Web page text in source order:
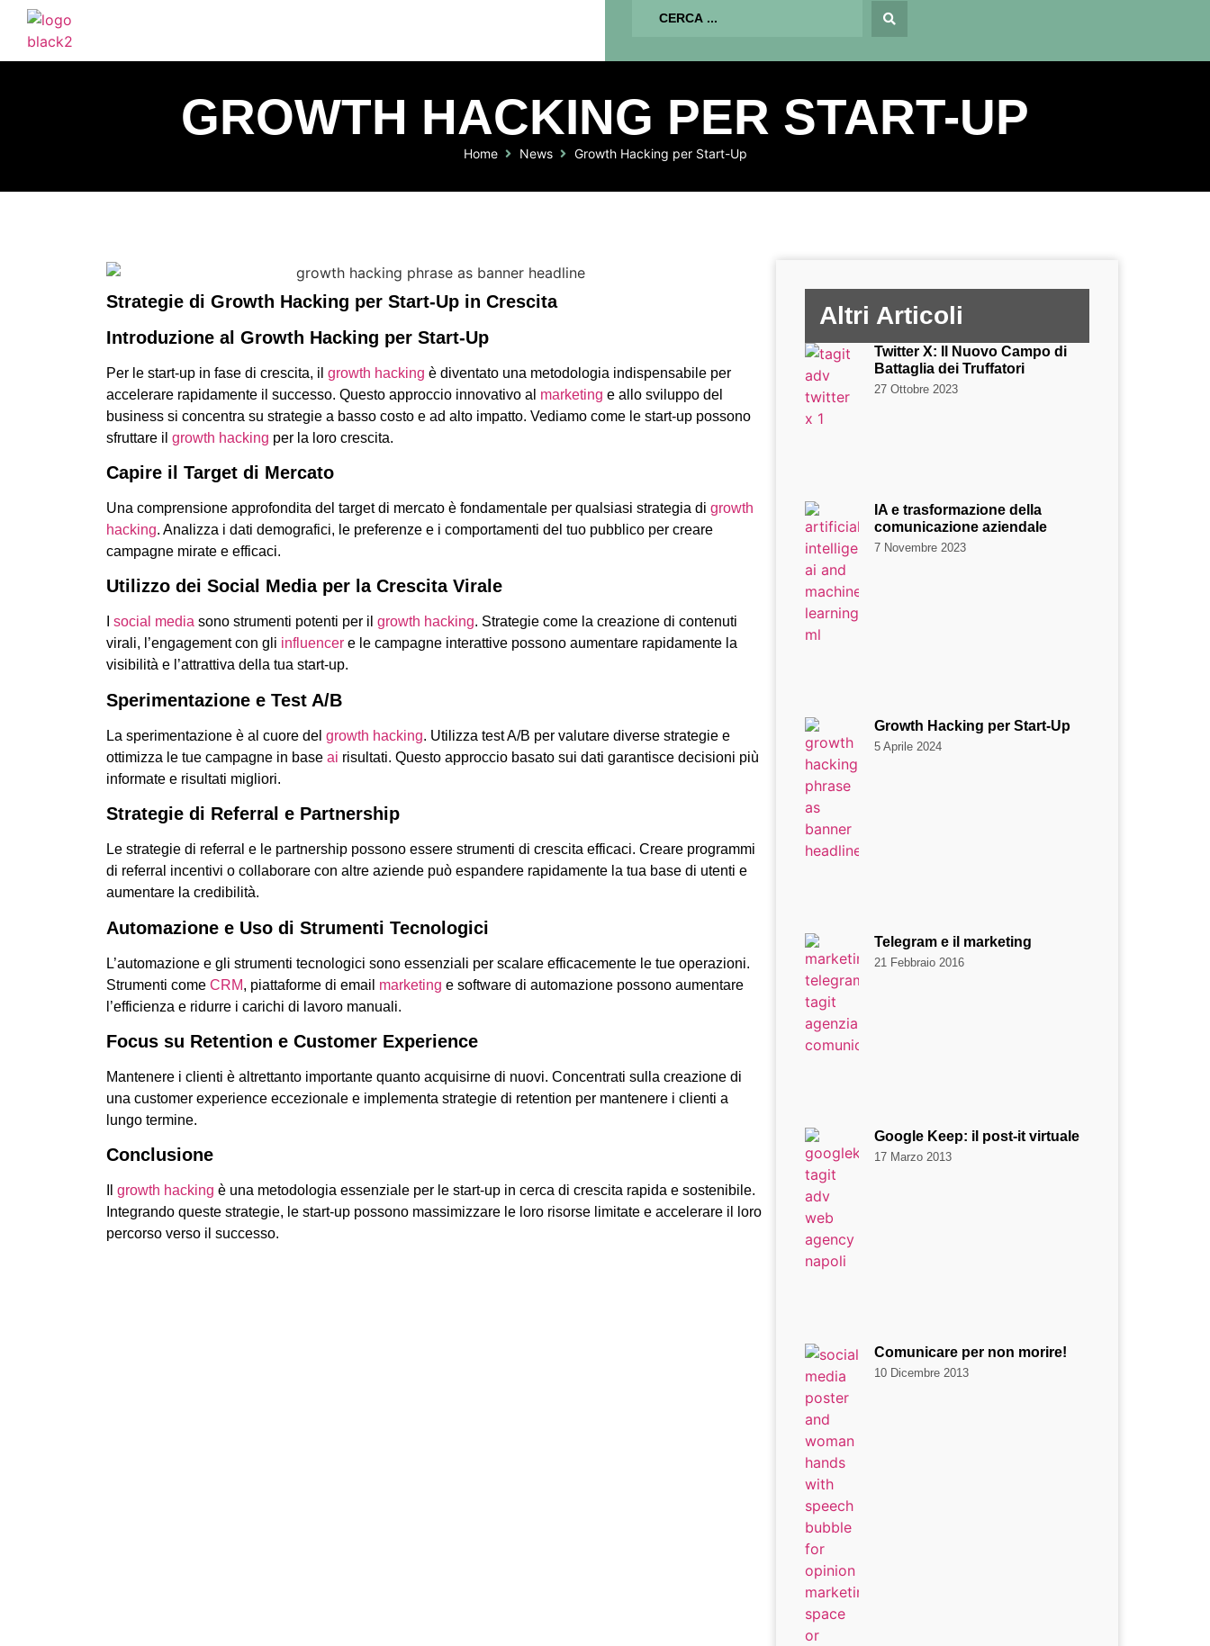
GROWTH HACKING PER START-UP
Home News Growth Hacking per Start-Up
Strategie di Growth Hacking per Start-Up in Crescita
Introduzione al Growth Hacking per Start-Up
Per le start-up in fase di crescita, il growth hacking è diventato una metodologia indispensabile per
accelerare rapidamente il successo. Questo approccio innovativo al marketing e allo sviluppo del
business si concentra su strategie a basso costo e ad alto impatto. Vediamo come le start-up possono
sfruttare il growth hacking per la loro crescita.
Capire il Target di Mercato
Una comprensione approfondita del target di mercato è fondamentale per qualsiasi strategia di growth
hacking. Analizza i dati demografici, le preferenze e i comportamenti del tuo pubblico per creare
campagne mirate e efficaci.
Utilizzo dei Social Media per la Crescita Virale
social media sono strumenti potenti per il growth hacking. Strategie come la creazione di contenuti
virali, l’engagement con gli influencer e le campagne interattive possono aumentare rapidamente la
visibilità e l’attrattiva della tua start-up.
Sperimentazione e Test A/B
La sperimentazione è al cuore del growth hacking. Utilizza test A/B per valutare diverse strategie e
ottimizza le tue campagne in base ai risultati. Questo approccio basato sui dati garantisce decisioni più
informate e risultati migliori.
Strategie di Referral e Partnership
Le strategie di referral e le partnership possono essere strumenti di crescita efficaci. Creare programmi
di referral incentivi o collaborare con altre aziende può espandere rapidamente la tua base di utenti e
aumentare la credibilità.
Automazione e Uso di Strumenti Tecnologici
L’automazione e gli strumenti tecnologici sono essenziali per scalare efficacemente le tue operazioni.
Strumenti come CRM, piattaforme di email marketing e software di automazione possono aumentare
l’efficienza e ridurre i carichi di lavoro manuali.
Focus su Retention e Customer Experience
Mantenere i clienti è altrettanto importante quanto acquisirne di nuovi. Concentrati sulla creazione di
una customer experience eccezionale e implementa strategie di retention per mantenere i clienti a
lungo termine.
Conclusione
growth hacking è una metodologia essenziale per le start-up in cerca di crescita rapida e sostenibile.
Integrando queste strategie, le start-up possono massimizzare le loro risorse limitate e accelerare il loro
percorso verso il successo.
Altri Articoli
Twitter X: Il Nuovo Campo di
Battaglia dei Truffatori
27 Ottobre 2023
IA e trasformazione della
comunicazione aziendale
7 Novembre 2023
Growth Hacking per Start-Up
5 Aprile 2024
Telegram e il marketing
21 Febbraio 2016
Google Keep: il post-it virtuale
17 Marzo 2013
Comunicare per non morire!
10 Dicembre 2013